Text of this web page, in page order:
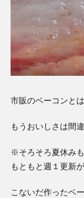
市販のベーコンと
もうおいしさは間
※そろそろ夏休み
もともと週１更新
こないだ作ったベ